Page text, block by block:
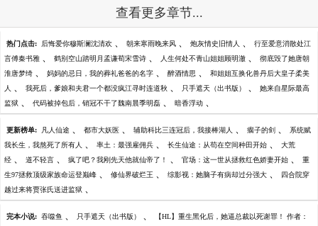
查看更多章节...
热门点击: 后悔爱你穆斯澜沈清欢 、 朝来寒雨晚来风 、 炮灰情史旧情人 、 行至爱意消散处江
言傅秦书雅 、 鹤别空山踏明月孟谦荀宋雪诗 、 人生何处不青山姐姐顾明澈 、 彻底毁了她唐朝
淮唐梦绮 、 妈妈的忌日，我的葬礼爸爸的名字 、 醉酒情思 、 和姐姐互换化兽丹后大皇子柔美
人 、 我死后，爹娘和夫君一个都没疯江寻时连道秋 、 只手遮天（出书版） 、 她来自星际最高
监狱 、 代码被掉包后，销冠不干了魏南晨季明磊 、 暗香浮动 、
更新榜单: 凡人仙途 、 都市大妖医 、 辅助科比三连冠后，我接棒湖人 、 瘸子的剑 、 系统赋
我长生，我熬死了所有人 、 率土：最强雇佣兵 、 长生仙途：从苟在空间种田开始 、 大荒
经 、 道不轻言 、 疯了吧？我刚先天他就仙帝了！ 、 官场：这一世从拯救红色娇妻开始 、 重
生97拯救顶级家族命运登巅峰 、 修仙界破烂王 、 综影视：她脑子有病却过分强大 、 四合院穿
越过来将贾张氏送进监狱 、
完本小说: 吞噬鱼 、 只手遮天（出书版） 、 【HL】重生黑化后，她逼总裁以死谢罪！ 作者：